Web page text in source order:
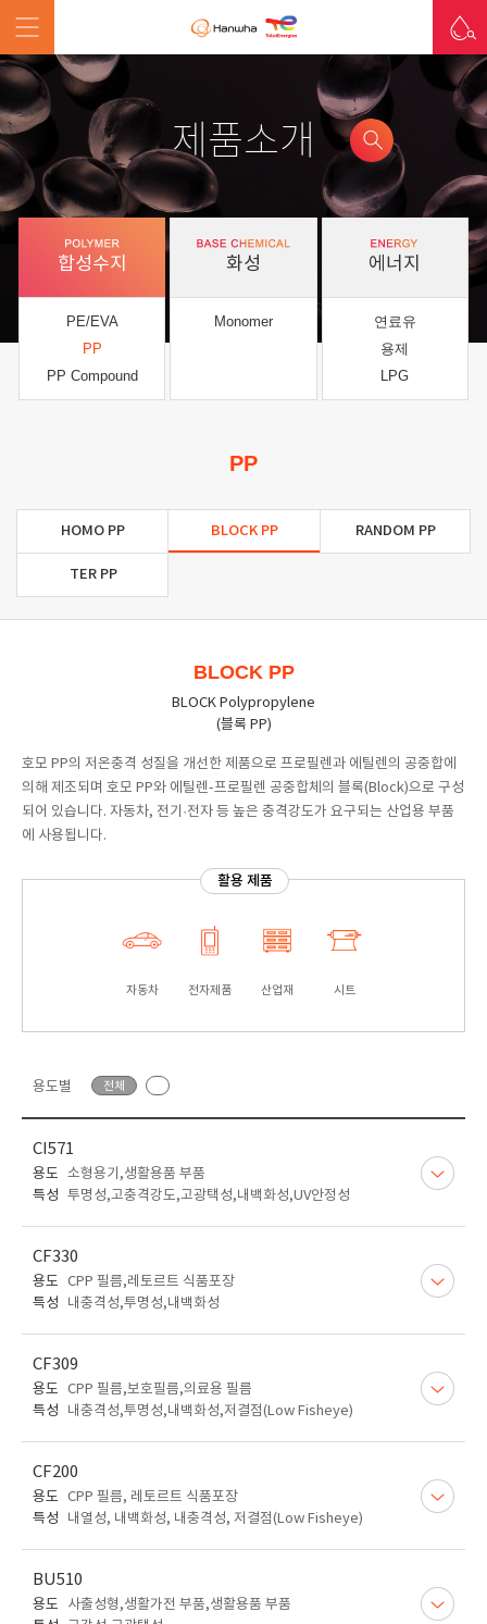
제품소개
합성수지
PE/EVA
PP
PP Compound
화성
Monomer
에너지
연료유
용제
LPG
PP
HOMO PP BLOCK PP RANDOM PP
TER PP
BLOCK PP
BLOCK Polypropylene
(블록 PP)
호모 PP의 저온충격 성질을 개선한 제품으로 프로필렌과 에틸렌의 공중합에
의해 제조되며 호모 PP와 에틸렌-프로필렌 공중합체의 블록(Block)으로 구성
되어 있습니다. 자동차, 전기·전자 등 높은 충격강도가 요구되는 산업용 부품
에 사용됩니다.
활용 제품
자동차 전자제품 산업재 시트
용도별 전체
CI571
용도 소형용기,생활용품 부품
특성 투명성,고충격강도,고광택성,내백화성,UV안정성
CF330
용도 CPP 필름,레토르트 식품포장
특성
내충격성,투명성,내백화성
CF309
용도 CPP 필름,보호필름,의료용 필름
특성
내충격성,투명성,내백화성,저결점(Low Fisheye)
CF200
용도 CPP 필름, 레토르트 식품포장
특성
내열성, 내백화성, 내충격성, 저결점(Low Fisheye)
BU510
용도
사출성형,생활가전 부품,생활용품 부품